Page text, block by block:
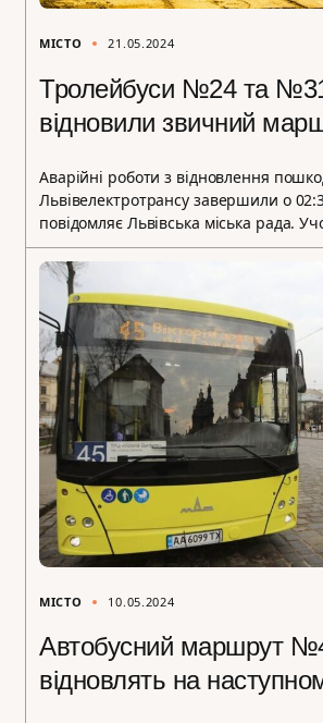
МІСТО 21.05.2024
Тролейбуси №24 та
відновили звичний
Аварійні роботи з відновлення
Львівелектротрансу завершили о
повідомляє Львівська міська рада.
МІСТО 10.05.2024
Автобусний маршрут
відновлять на